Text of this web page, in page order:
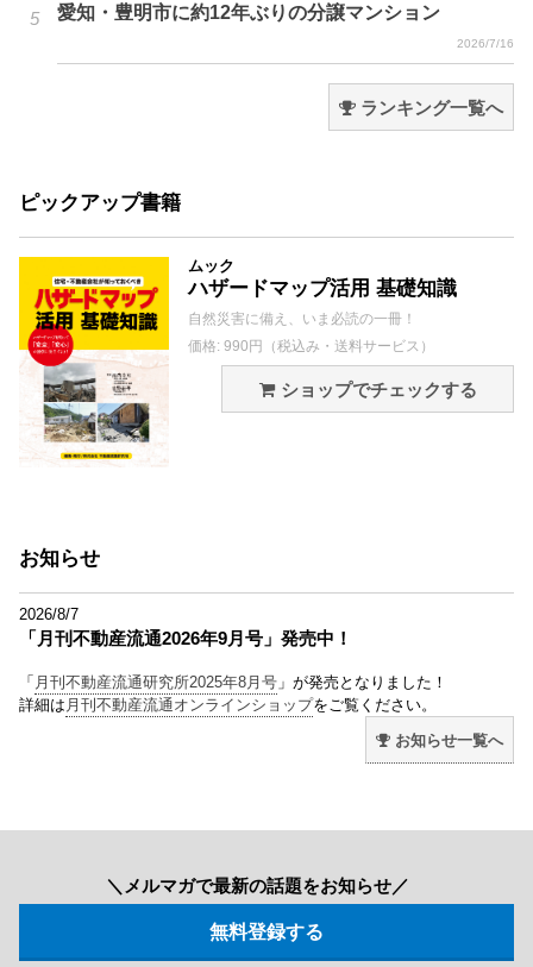
愛知・豊明市に約12年ぶりの分譲マンション
2026/7/16
ランキング一覧へ
ピックアップ書籍
ムック
ハザードマップ活用 基礎知識
自然災害に備え、いま必読の一冊！
価格: 990円（税込み・送料サービス）
ショップでチェックする
お知らせ
2026/8/7
「月刊不動産流通2026年9月号」発売中！
「 月刊不動産流通研究所2025年8月号 」が発売となりました！
詳細は 月刊不動産流通オンラインショップをご覧ください。
お知らせ一覧へ
＼メルマガで最新の話題をお知らせ／